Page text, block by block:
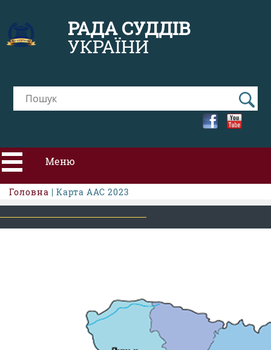
РАДА СУДДІВ
УКРАЇНИ
Меню
ПРО РСУ
КАНДИДАТИ ДО КСУ
Головна | Карта ААС 2023